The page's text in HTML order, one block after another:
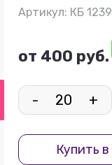
Артикул: КБ
от 400 руб.
- +
Купить в